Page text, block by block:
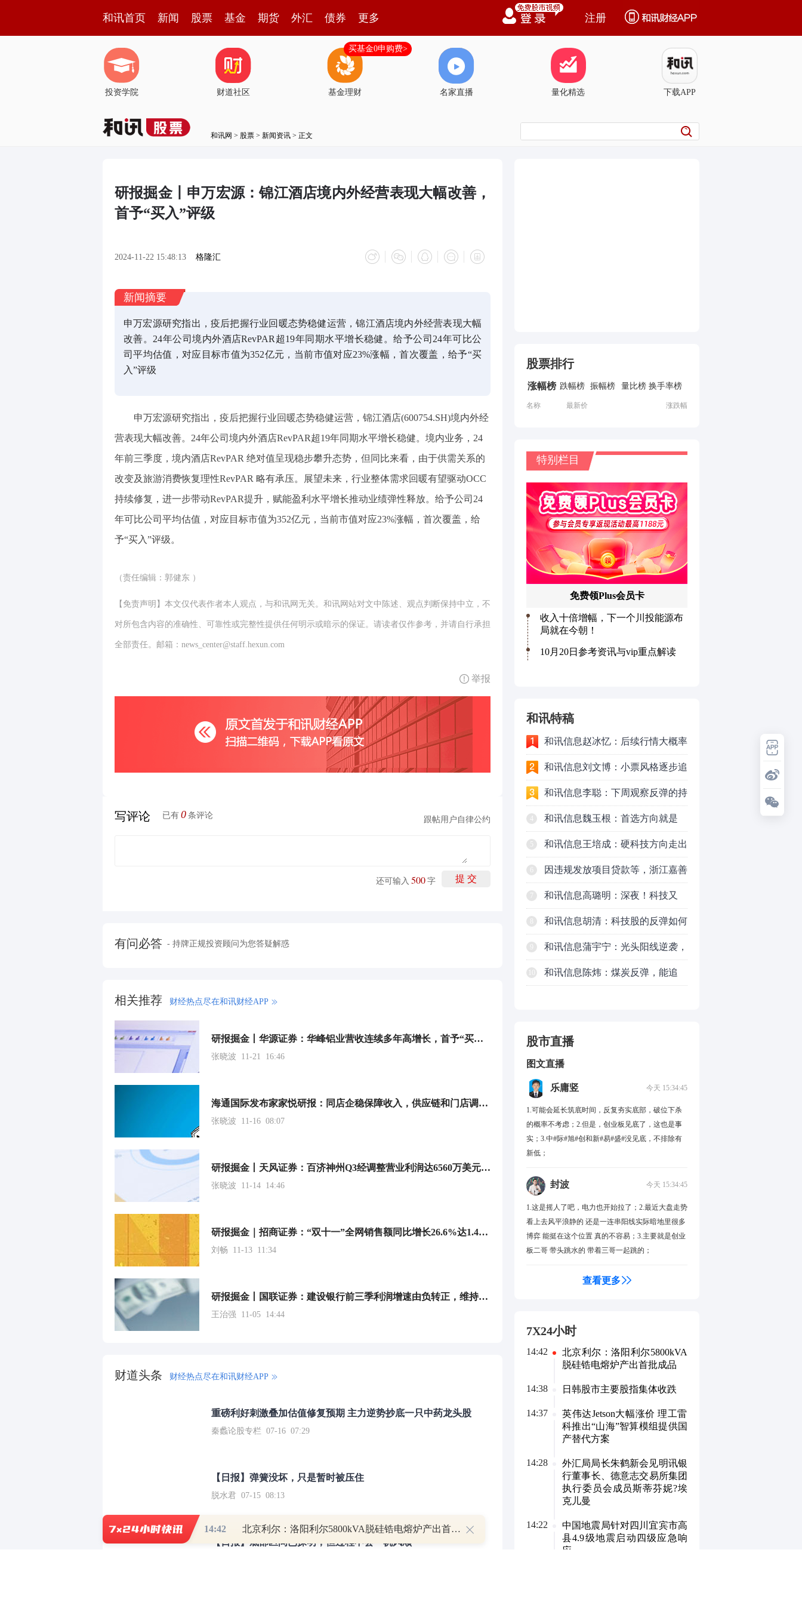
和讯首页 新闻 股票 基金 期货 外汇 债券 更多 注册
投资学院 财道社区 基金理财
买基金0申购费>
名家直播 量化精选 下载APP
和讯网 > 股票 > 新闻资讯 > 正文
研报掘金丨申万宏源：锦江酒店境内外经营表现大幅改善，
首予“买入”评级
2024-11-22 15:48:13 格隆汇
新闻摘要
申万宏源研究指出，疫后把握行业回暖态势稳健运营，锦江酒店境内外经营表现大幅
改善。24年公司境内外酒店RevPAR超19年同期水平增长稳健。给予公司24年可比公
司平均估值，对应目标市值为352亿元，当前市值对应23%涨幅，首次覆盖，给予“买
入”评级
申万宏源研究指出，疫后把握行业回暖态势稳健运营，锦江酒店(600754.SH)境内外经
营表现大幅改善。24年公司境内外酒店RevPAR超19年同期水平增长稳健。境内业务，24
年前三季度，境内酒店RevPAR 绝对值呈现稳步攀升态势，但同比来看，由于供需关系的
改变及旅游消费恢复理性RevPAR 略有承压。展望未来，行业整体需求回暖有望驱动OCC
持续修复，进一步带动RevPAR提升，赋能盈利水平增长推动业绩弹性释放。给予公司24
年可比公司平均估值，对应目标市值为352亿元，当前市值对应23%涨幅，首次覆盖，给
予“买入”评级。
（责任编辑：郭健东 ）
【免责声明】本文仅代表作者本人观点，与和讯网无关。和讯网站对文中陈述、观点判断保持中立，不
对所包含内容的准确性、可靠性或完整性提供任何明示或暗示的保证。请读者仅作参考，并请自行承担
全部责任。邮箱：news_center@staff.hexun.com
举报
写评论 已有 0 条评论 跟帖用户自律公约
提 交
还可输入 500 字
有问必答 - 持牌正规投资顾问为您答疑解惑
相关推荐 财经热点尽在和讯财经APP
研报掘金丨华源证券：华峰铝业营收连续多年高增长，首予“买入”评级
张晓波 11-21 16:46
海通国际发布家家悦研报：同店企稳保障收入，供应链和门店调优持续推进
张晓波 11-16 08:07
研报掘金丨天风证券：百济神州Q3经调整营业利润达6560万美元，维持“买入”评级
张晓波 11-14 14:46
研报掘金｜招商证券：“双十一”全网销售额同比增长26.6%达1.44万亿元 行业首选阿里
刘畅 11-13 11:34
研报掘金丨国联证券：建设银行前三季利润增速由负转正，维持“增持”评级
王治强 11-05 14:44
财道头条 财经热点尽在和讯财经APP
重磅利好刺激叠加估值修复预期 主力逆势抄底一只中药龙头股
秦蠡论股专栏 07-16 07:29
【日报】弹簧没坏，只是暂时被压住
脱水君 07-15 08:13
【日报】底部区间已探明，但过程不会一帆风顺
股票排行
涨幅榜 跌幅榜 振幅榜 量比榜 换手率榜
名称 最新价 涨跌幅
和讯特稿
和讯信息赵冰忆：后续行情大概率
会以高频震荡作为主要运行形式
和讯信息刘文博：小票风格逐步追
上了大票上涨节奏
和讯信息李聪：下周观察反弹的持
续时长、最终反弹高度
和讯信息魏玉根：首选方向就是
PCB
5 和讯信息王培成：硬科技方向走出
了一波力度较强的反弹
因违规发放项目贷款等，浙江嘉善
农村商业银行股份有限公司被罚款
230万元
7 和讯信息高璐明：深夜！科技又
跌！今天会跌吗？
和讯信息胡清：科技股的反弹如何
对待？
和讯信息蒲宇宁：光头阳线逆袭，
新主线已浮现？周五大盘怎么走？
和讯信息陈炜：煤炭反弹，能追
股市直播
图文直播
乐庸竖 今天 15:34:45
1.可能会延长筑底时间，反复夯实底部，破位下杀
的概率不考虑；2.但是，创业板见底了，这也是事
实；3.中#际#旭#创和新#易#盛#没见底，不排除有
新低；
封波 今天 15:34:45
1.这是摇人了吧，电力也开始拉了；2.最近大盘走势
看上去风平浪静的 还是一连串阳线实际暗地里很多
博弈 能挺在这个位置 真的不容易；3.主要就是创业
板二哥 带头跳水的 带着三哥一起跳的；
查看更多
7X24小时
14:42
北京利尔：洛阳利尔5800kVA
脱硅锆电熔炉产出首批成品
14:38 日韩股市主要股指集体收跌
14:37
英伟达Jetson大幅涨价 理工雷
科推出“山海”智算模组提供国
产替代方案
14:28
外汇局局长朱鹤新会见明讯银
行董事长、德意志交易所集团
执行委员会成员斯蒂芬妮?埃
克儿曼
14:22
中国地震局针对四川宜宾市高
县4.9级地震启动四级应急响
应
14:42 北京利尔：洛阳利尔5800kVA脱硅锆电熔炉产出首批成品